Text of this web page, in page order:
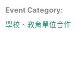
Event Category:
學校、教育單位合作